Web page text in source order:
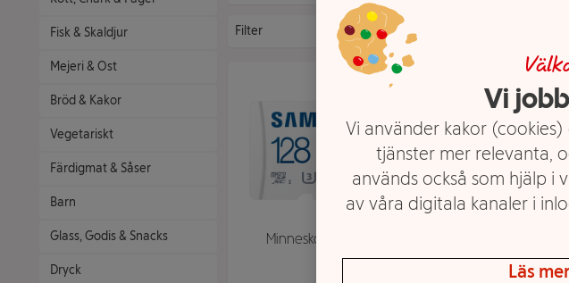
Fisk & Skaldjur
Mejeri & Ost
Bröd & Kakor
Vegetariskt
Färdigmat & Såser
Barn
Glass, Godis & Snacks
Dryck
Filter
Minneskort 128MB
Vi
Vi använder kakor
tjänster mer relevanta,
används också som hjälp i
av våra digitala kanaler i
Läs